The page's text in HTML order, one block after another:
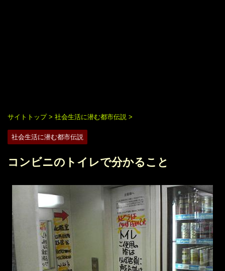
サイトトップ> 社会生活に潜む都市伝説 >
社会生活に潜む都市伝説
コンビニのトイレで分かること